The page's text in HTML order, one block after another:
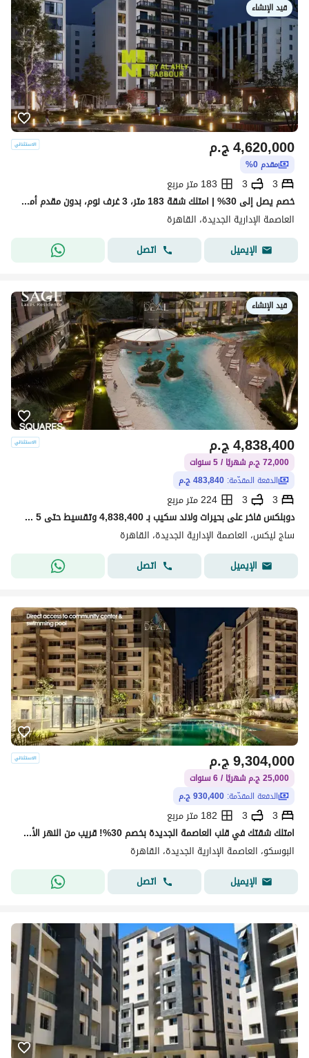
قيد الإنشاء
ج.م4,620,000
مقدم 0%
3
3
183 متر مربع
خصم يصل إلى 30% | امتلك شقة 183 متر، 3 غرف نوم، بدون مقدم أمام الحي الدبلوماسي بالعاصمة الإدارية.
العاصمة الإدارية الجديدة، القاهرة
الإيميل
اتصل
قيد الإنشاء
ج.م4,838,400
72,000 ج.م شهريًا / 5 سنوات
الدفعة المقدّمة: 483,840 ج.م
3
3
224 متر مربع
دوبلكس فاخر على بحيرات ولاند سكيب بـ 4,838,400 وتقسيط حتى 5 سنين بمقدم 10% فقط
ساج ليكس، العاصمة الإدارية الجديدة، القاهرة
الإيميل
اتصل
ج.م9,304,000
25,000 ج.م شهريًا / 6 سنوات
الدفعة المقدّمة: 930,400 ج.م
3
3
182 متر مربع
امتلك شقتك في قلب العاصمة الجديدة بخصم 30%! قريب من النهر الأخضر ومحور محمد بن زايد والحي الدبلوماسي، وسط لوكيشن راقي وحياة متكاملة!
البوسكو، العاصمة الإدارية الجديدة، القاهرة
الإيميل
اتصل